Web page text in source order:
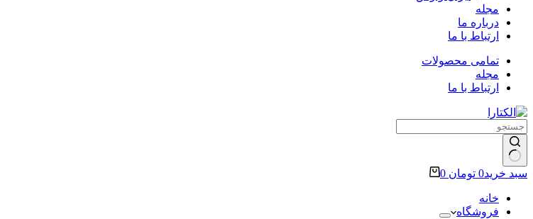
مجله
درباره ما
ارتباط با ما
تمامی محصولات
مجله
ارتباط با ما
سبد خرید0 تومان 0
خانه
فروشگاه